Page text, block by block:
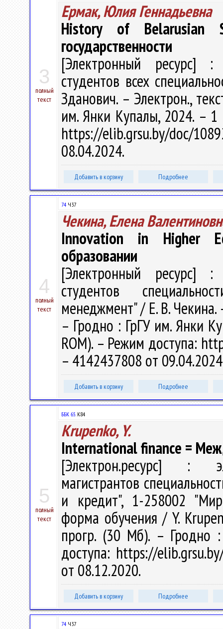
3
полный
текст
Ермак, Юлия Геннадьевна
History of Belarusian
государственности
[Электронный ресурс] :
студентов всех
Зданович. – Электрон.,
им. Янки Купалы, 2024. – 1
https://elib.grsu.by/doc/
08.04.2024.
Добавить в корзину Подробнее
4
полный
текст
74 Ч37
Чекина, Елена
Innovation in Higher
образовании
[Электронный ресурс] :
студентов
менеджмент" / Е. В. Чекина.
– Гродно : ГрГУ им. Янки
ROM). – Режим доступа:
– 4142437808 от
Добавить в корзину Подробнее
5
полный
текст
ББК 65.К84
Krupenko, Y.
International finance =
[Электрон.ресурс] :
магистрантов
и кредит", 1-258002
форма обучения / Y.
прогр. (30 Мб). – Гродно
доступа: https://
от 08.12.2020.
Добавить в корзину Подробнее
74 Ч37